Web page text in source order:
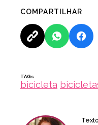
COMPARTILHAR
TAGs
bicicleta